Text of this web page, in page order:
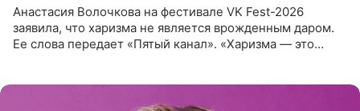
Анастасия Волочкова на фестивале VK Fest-2026
заявила, что харизма не является врожденным даром.
Ее слова передает «Пятый канал». «Харизма — это